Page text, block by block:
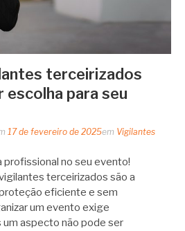
terceirizados
escolha para seu
17 de fevereiro de 2025em Vigilantes
profissional no seu evento!
terceirizados são a
eficiente e sem
um evento exige
um aspecto não pode ser